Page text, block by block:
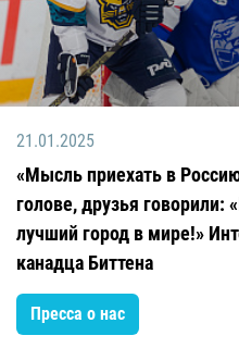
21.01.2025
«Мысль приехать в
голове, друзья говорили:
лучший город в мире!»
канадца Биттена
Пресса о нас